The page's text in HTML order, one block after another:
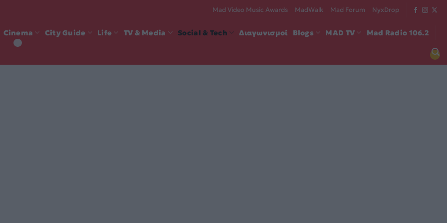
Mad Video Music Awards MadWalk Mad Forum NyxDrop
Cinema City Guide Life TV & Media Social & Tech Διαγωνισμοί Blogs MAD TV Mad Radio 106.2